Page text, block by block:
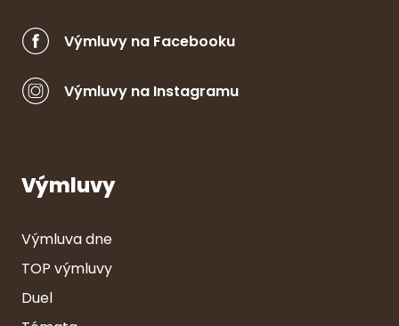
Výmluvy na Facebooku
Výmluvy na Instagramu
Výmluvy
Výmluva dne
TOP výmluvy
Duel